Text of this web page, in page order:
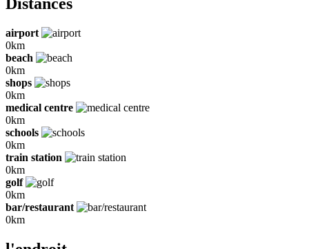
Distances
airport
0km
beach
0km
shops
0km
medical centre
0km
schools
0km
train station
0km
golf
0km
bar/restaurant
0km